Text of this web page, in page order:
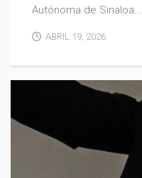
Autónoma de Sinaloa...
ABRIL 19, 2026